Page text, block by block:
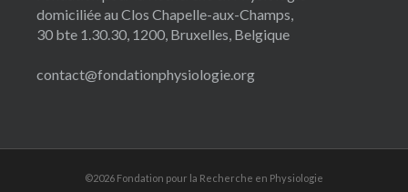
domiciliée au Clos Chapelle-aux-Champs,
30 bte 1.30.30, 1200, Bruxelles, Belgique
contact@fondationphysiologie.org
©2026 Fondation pour la Recherche en Physiologie